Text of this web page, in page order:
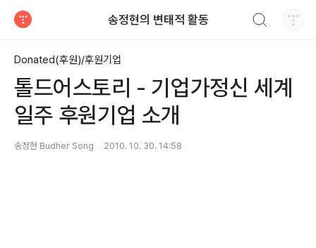
송정현의 변태적 활동
Donated(후원)/후원기업
톨드어스토리 - 기업가정신 세계
일주 후원기업 소개
송정현 Budher Song 2010. 10. 30. 14:58